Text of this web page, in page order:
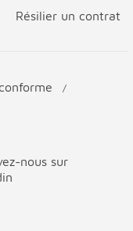
Résilier un contrat